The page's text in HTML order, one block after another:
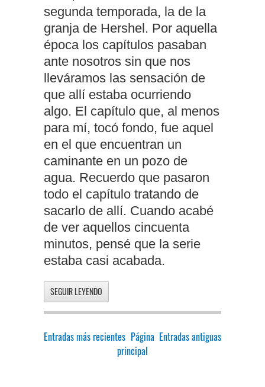
segunda temporada, la de la
granja de Hershel. Por aquella
época los capítulos pasaban
ante nosotros sin que nos
lleváramos las sensación de
que allí estaba ocurriendo
algo. El capítulo que, al menos
para mí, tocó fondo, fue aquel
en el que encuentran un
caminante en un pozo de
agua. Recuerdo que pasaron
todo el capítulo tratando de
sacarlo de allí. Cuando acabé
de ver aquellos cincuenta
minutos, pensé que la serie
estaba casi acabada.
SEGUIR LEYENDO
Entradas más recientes Entradas antiguas
Página
principal